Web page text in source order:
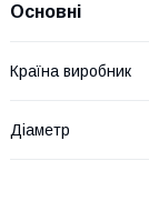
Основні
Країна виробник
Діаметр